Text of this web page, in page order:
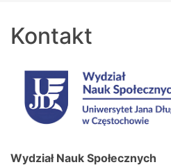
Kontakt
Wydział Nauk Społecznych